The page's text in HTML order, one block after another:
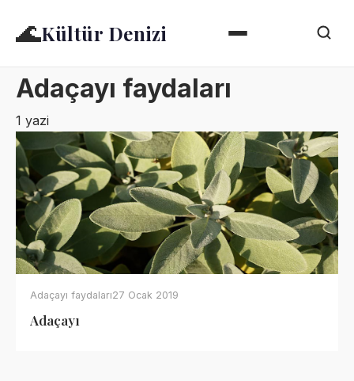
🌊Kültür Denizi
Adaçayı faydaları
1 yazi
Adaçayı faydaları27 Ocak 2019
Adaçayı